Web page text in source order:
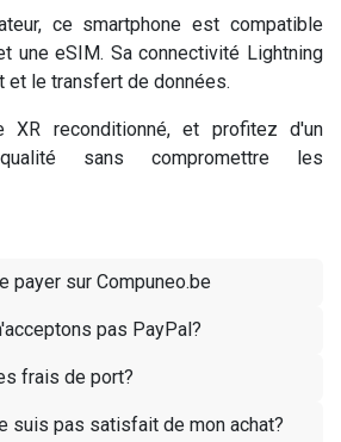
ce smartphone est compatible
une eSIM. Sa connectivité Lightning
et le transfert de données.
XR reconditionné, et profitez d'un
sans compromettre les
payer sur Compuneo.be
pas PayPal?
frais de port?
suis pas satisfait de mon achat?